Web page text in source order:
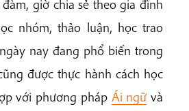
giờ chia sẻ theo gia đình
nhóm, thảo luận, học trao
nay đang phổ biến trong
được thực hành cách học
với phương pháp Ái ngữ và